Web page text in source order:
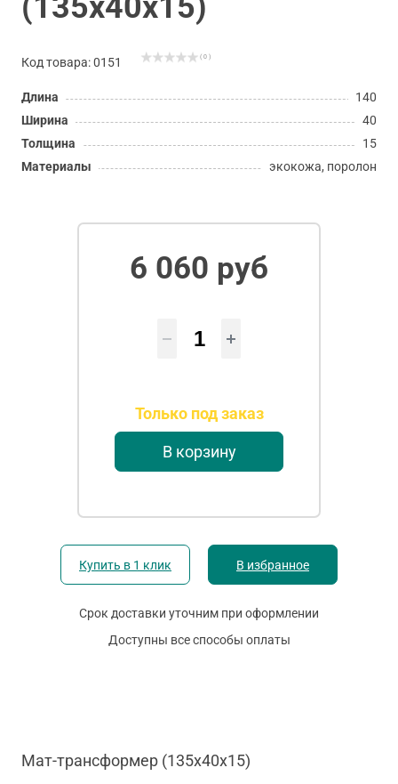
Код товара: 0151 ( 0 )
Длина
140
Ширина
40
Толщина
15
Материалы
экокожа, поролон
6 060 руб
Только под заказ
В корзину
Купить в 1 клик В избранное
Срок доставки уточним при оформлении
Доступны все способы оплаты
Мат-трансформер (135х40х15)